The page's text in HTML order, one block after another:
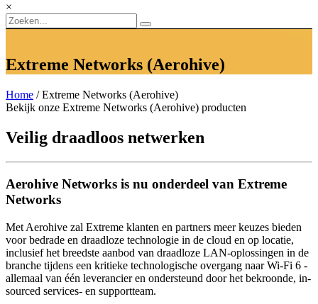
×
Extreme Networks (Aerohive)
Home / Extreme Networks (Aerohive)
Bekijk onze Extreme Networks (Aerohive) producten
Veilig draadloos netwerken
Aerohive Networks is nu onderdeel van Extreme
Networks
Met Aerohive zal Extreme klanten en partners meer keuzes bieden
voor bedrade en draadloze technologie in de cloud en op locatie,
inclusief het breedste aanbod van draadloze LAN-oplossingen in de
branche tijdens een kritieke technologische overgang naar Wi-Fi 6 -
allemaal van één leverancier en ondersteund door het bekroonde, in-
sourced services- en supportteam.